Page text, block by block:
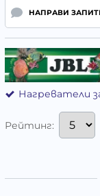
НАПРАВИ
Нагреватели
Рейтинг: